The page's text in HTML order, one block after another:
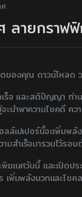
ลายกราฟ
ของคุณ ดาวน์โหลด
เร็จ และสติปัญญา ท่
ะนำพาความโชคดี
ล์เปเปอร์นี้จะเพิ่มพ
สำเร็จมารวมไว้รอบ
พิฆเนศวันนี้ และเปิ
เพิ่มพลังบวกและโชค